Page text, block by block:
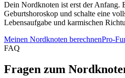
Dein Nordknoten ist erst der Anfang.
Geburtshoroskop und schalte eine
Lebensaufgabe und karmischen
Meinen Nordknoten berechnenPro-
FAQ
Fragen zum